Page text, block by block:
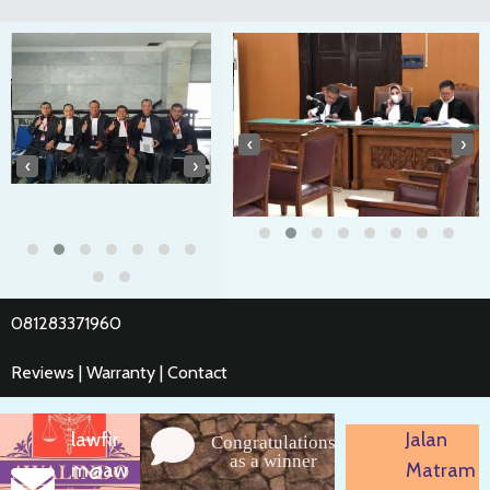
‹ ›
‹ ›
081283371960
Reviews | Warranty | Contact
lawfir
m@aw
Congratulations
as a winner
Jalan
Matram